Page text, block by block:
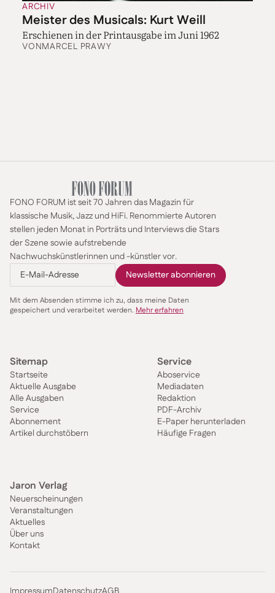
ARCHIV
Meister des Musicals: Kurt Weill
Erschienen in der Printausgabe im Juni 1962
VONMARCEL PRAWY
FONO FORUM ist seit 70 Jahren das Magazin für
klassische Musik, Jazz und HiFi. Renommierte Autoren
stellen jeden Monat in Porträts und Interviews die Stars
der Szene sowie aufstrebende
Nachwuchskünstlerinnen und -künstler vor.
Mit dem Absenden stimme ich zu, dass meine Daten
gespeichert und verarbeitet werden. Mehr erfahren
Sitemap
Startseite
Aktuelle Ausgabe
Alle Ausgaben
Service
Abonnement
Artikel durchstöbern
Service
Aboservice
Mediadaten
Redaktion
PDF-Archiv
E-Paper herunterladen
Häufige Fragen
Jaron Verlag
Neuerscheinungen
Veranstaltungen
Aktuelles
Über uns
Kontakt